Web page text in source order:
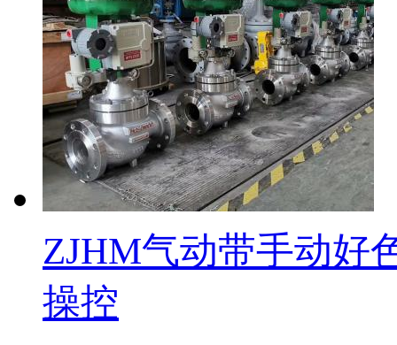
ZJHM气动带手动好
操控